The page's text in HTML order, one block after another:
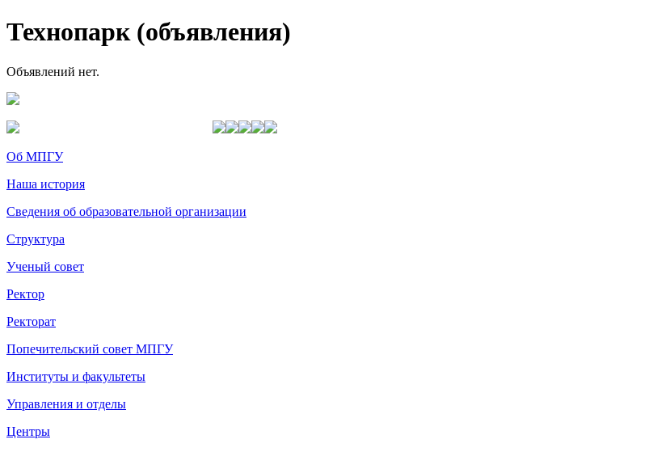
Технопарк (объявления)
Объявлений нет.
Об МПГУ
Наша история
Сведения об образовательной организации
Структура
Ученый совет
Ректор
Ректорат
Попечительский совет МПГУ
Институты и факультеты
Управления и отделы
Центры